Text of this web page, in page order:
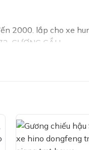
2000. lắp cho xe
GƯƠNG CẦU
CẦU LỒI CHO